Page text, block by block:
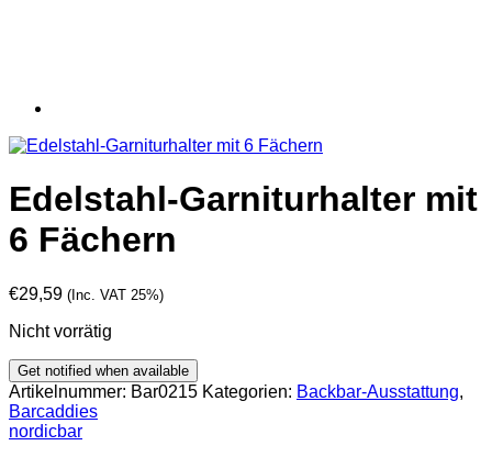
Edelstahl-Garniturhalter mit
6 Fächern
€29,59 (Inc. VAT 25%)
Nicht vorrätig
Artikelnummer: Bar0215 Kategorien: Backbar-Ausstattung,
Barcaddies
nordicbar